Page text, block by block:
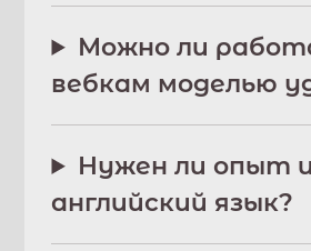
Можно ли
вебкам моделью
Нужен ли опыт
английский язык?